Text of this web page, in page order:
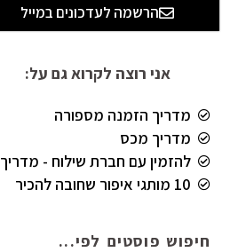
הרשמה לעדכונים במייל
אני רוצה לקרוא גם על:
מדריך הזמנה מספורה
מדריך מכס
להזמין עם חברת שילוח - מדריך
10 מותגי איפור שחובה להכיר
חיפוש פוסטים לפי...